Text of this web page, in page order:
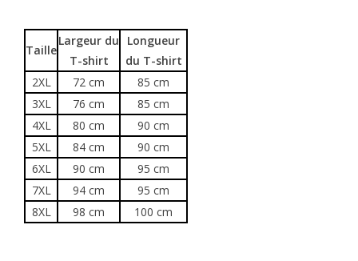
Taille
Largeur du
T-shirt
Longueur
du T-shirt
2XL
72 cm
85 cm
3XL
76 cm
85 cm
4XL
80 cm
90 cm
5XL
84 cm
90 cm
6XL
90 cm
95 cm
7XL
94 cm
95 cm
8XL
98 cm 100 cm